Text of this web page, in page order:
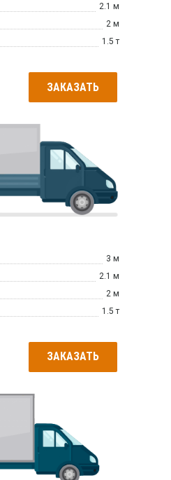
2.1 м
2 м
1.5 т
ЗАКАЗАТЬ
3 м
2.1 м
2 м
1.5 т
ЗАКАЗАТЬ